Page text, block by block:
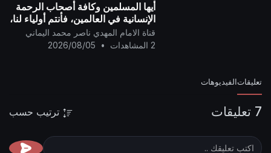
أيها المسلمين وكافة أصحاب الرحمة
الإنسانية في العالمين، فأنتم أولياء لنا،
وإن الشيطان (دونالد ترامب) عدو
للمسلمين..
قناة الامام المهدي ناصر محمد اليماني
2 المشاهدات
•
2026/08/05
تعليقات الفيديوهات
7 تعليقات ترتيب حسب